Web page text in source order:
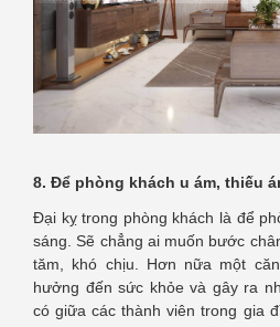
8. Để phòng khách u ám, thiếu
Đại kỵ trong phòng khách là để
sáng. Sẽ chẳng ai muốn bước
tăm, khó chịu. Hơn nữa một
hưởng đến sức khỏe và gây ra
có giữa các thành viên trong gia